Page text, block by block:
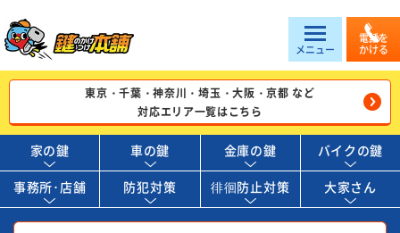
メニュー
電話を
かける
東京・千葉・神奈川・埼玉・大阪・京都 など
対応エリア一覧はこちら
家の鍵 車の鍵 金庫の鍵 バイクの鍵
事務所･店舗 防犯対策 徘徊防止対策 大家さん